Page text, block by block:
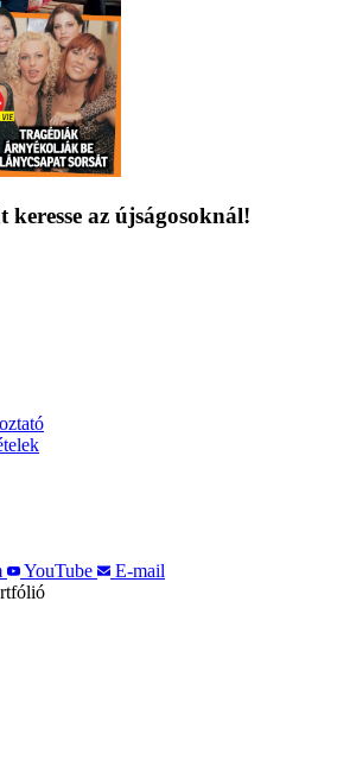
keresse az újságosoknál!
YouTube
E-mail